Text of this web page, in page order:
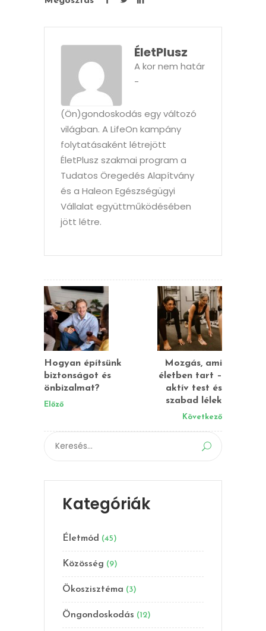
ÉletPlusz
A kor nem határ
-
(Ön)gondoskodás egy változó
világban. A LifeOn kampány
folytatásaként létrejött
ÉletPlusz szakmai program a
Tudatos Öregedés Alapítvány
és a Haleon Egészségügyi
Vállalat együttműködésében
jött létre.
Hogyan építsünk
biztonságot és
önbizalmat?
Előző
Mozgás, ami
életben tart –
aktív test és
szabad lélek
Következő
for:
Kategóriák
Életmód (45)
Közösség (9)
Ökoszisztéma (3)
Öngondoskodás (12)